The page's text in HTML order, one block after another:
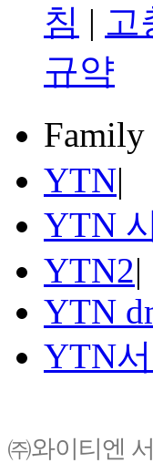
침 | 고
규약
YTN|
YTN
YTN2|
YTN
YTN
㈜와이티엔